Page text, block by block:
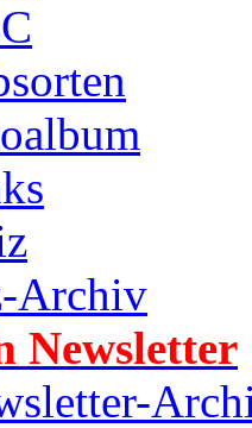
Archiv
Newsletter